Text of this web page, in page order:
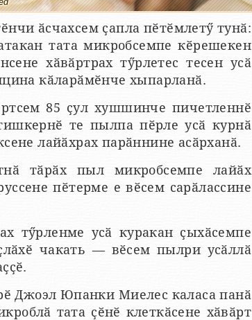
ӑсчахсем ҫапла пӗтӗмлетӳ тунӑ:
тата микробсемпе кӗрешекен
хӑвӑртрах тӳрлетес тесен усӑ
кӑларӑмӗнче хыпарланӑ.
85 ҫул хушшинче пичетленнӗ
те пылпа пӗрле усӑ курнӑ
лайӑхрах парӑннине асӑрханӑ.
тӑрӑх пыл микробсемпе лайӑх
пӗтерме е вӗсем сарӑлассине
тӳрленме усӑ куракан ҫыхӑсемпе
чакать — вӗсем пылри усӑллӑ
Джоэл Юпанки Миелес каласа панӑ
тата ҫӗнӗ клеткӑсене хӑвӑрт